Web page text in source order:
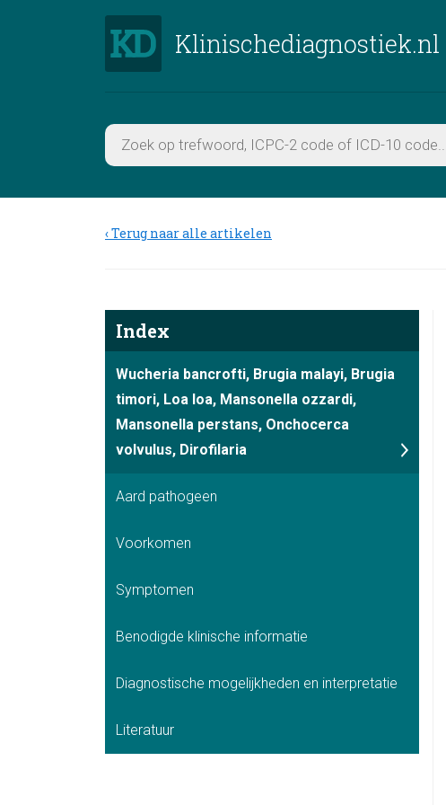
Klinischediagnostiek.nl
Terug naar alle artikelen
Index
Wucheria bancrofti, Brugia malayi, Brugia
timori, Loa loa, Mansonella ozzardi,
Mansonella perstans, Onchocerca
volvulus, Dirofilaria
Aard pathogeen
Voorkomen
Symptomen
Benodigde klinische informatie
Diagnostische mogelijkheden en interpretatie
Literatuur